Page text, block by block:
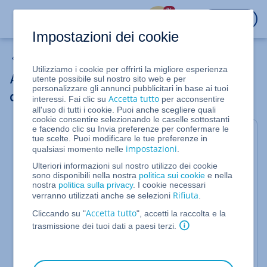
%
Attivare o disattivare l'autenticazione a
due fattori per un utente nel Cloud Panel
Articolo valido per server cloud e server dedicati
gestiti nel Cloud Panel
Quando crei un account utente nel Cloud Panel,
puoi attivate l'auteticazione a due fattori per questo
utente.
Quando l'autenticazione a due fattori è attiva,
l'utente può accedere al Cloud Panel solo dopo aver
inserito, oltre al nome utente e alla password, un
Impostazioni dei cookie
Utilizziamo i cookie per offrirti la migliore esperienza
utente possibile sul nostro sito web e per
personalizzare gli annunci pubblicitari in base ai tuoi
interessi. Fai clic suAccetta tutto per acconsentire
all'uso di tutti i cookie. Puoi anche scegliere quali
cookie consentire selezionando le caselle sottostanti
e facendo clic su Invia preferenze per confermare le
tue scelte. Puoi modificare le tue preferenze in
qualsiasi momento nelle impostazioni
Ulteriori informazioni sul nostro utilizzo dei cookie
sono disponibili nella nostra politica sui cookie e nella
nostra politica sulla privacy. I cookie necessari
verranno utilizzati anche se selezioni Rifiuta
Cliccando su "Accetta tutto", accetti la raccolta e la
trasmissione dei tuoi dati a paesi terzi.